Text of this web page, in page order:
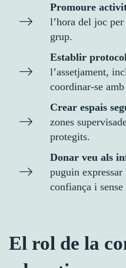
Promoure
l’hora del joc
grup.
Establir
l’assetjament,
coordinar-se
Crear espais
zones
protegits.
Donar veu als
puguin
confiança i
El rol de la